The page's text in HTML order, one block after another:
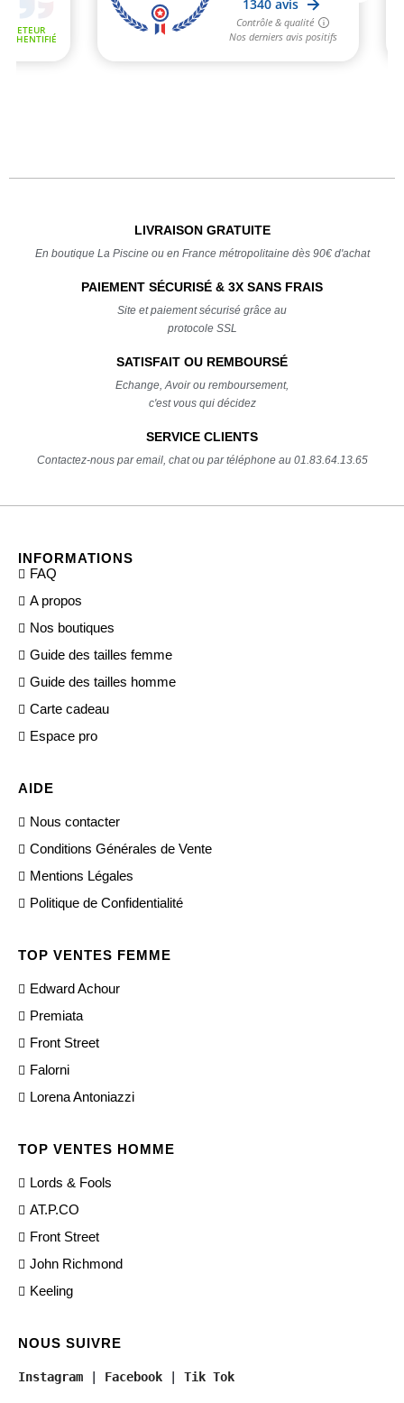
LIVRAISON GRATUITE
En boutique La Piscine ou en France métropolitaine dès 90€ d'achat
PAIEMENT SÉCURISÉ & 3X SANS FRAIS
Site et paiement sécurisé grâce au
protocole SSL
SATISFAIT OU REMBOURSÉ
Echange, Avoir ou remboursement,
c'est vous qui décidez
SERVICE CLIENTS
Contactez-nous par email, chat ou par téléphone au 01.83.64.13.65
INFORMATIONS
FAQ
A propos
Nos boutiques
Guide des tailles femme
Guide des tailles homme
Carte cadeau
Espace pro
AIDE
Nous contacter
Conditions Générales de Vente
Mentions Légales
Politique de Confidentialité
TOP VENTES FEMME
Edward Achour
Premiata
Front Street
Falorni
Lorena Antoniazzi
TOP VENTES HOMME
Lords & Fools
AT.P.CO
Front Street
John Richmond
Keeling
NOUS SUIVRE
Instagram | Facebook | Tik Tok